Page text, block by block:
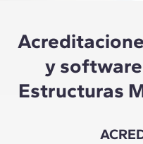
y
Estructuras